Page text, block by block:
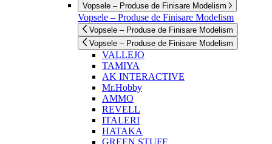
Vopsele – Produse de Finisare Modelism
Vopsele – Produse de Finisare Modelism
Vopsele – Produse de Finisare Modelism
Vopsele – Produse de Finisare Modelism
VALLEJO
TAMIYA
AK INTERACTIVE
Mr.Hobby
AMMO
REVELL
ITALERI
HATAKA